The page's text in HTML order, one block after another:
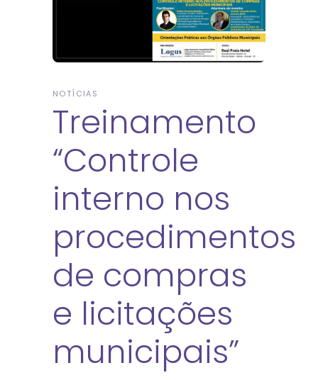
NOTÍCIAS
Treinamento
“Controle
interno nos
procedimentos
de compras
e licitações
municipais”